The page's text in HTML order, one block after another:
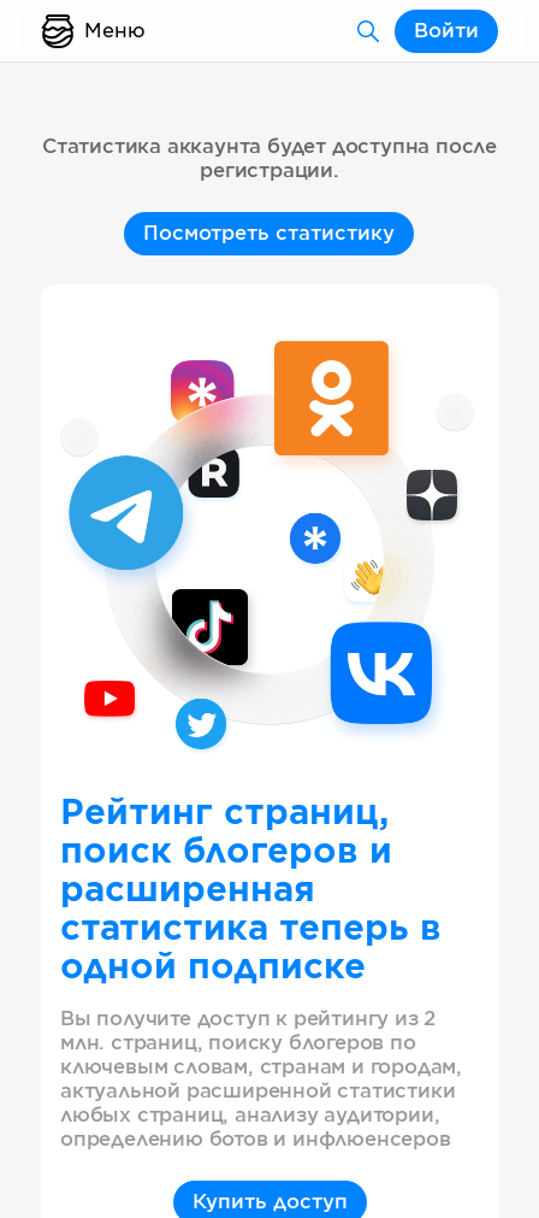
Меню Войти
Статистика аккаунта будет доступна после
регистрации.
Посмотреть статистику
Рейтинг страниц,
поиск блогеров и
расширенная
статистика теперь в
одной подписке
Вы получите доступ к рейтингу из 2
млн. страниц, поиску блогеров по
ключевым словам, странам и городам,
актуальной расширенной статистики
любых страниц, анализу аудитории,
определению ботов и инфлюенсеров
Купить доступ